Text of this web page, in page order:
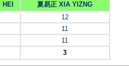
夏易正 XIA YIZNG
12
11
11
3